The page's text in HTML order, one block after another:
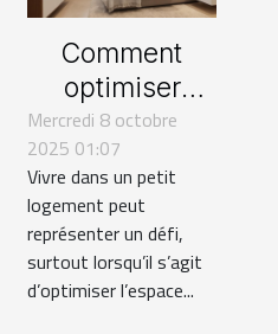
Comment
optimiser
l'espace dans
les petits
logements ?
Mercredi 8 octobre
2025 01:07
Vivre dans un petit
logement peut
représenter un défi,
surtout lorsqu’il s’agit
d’optimiser l’espace...